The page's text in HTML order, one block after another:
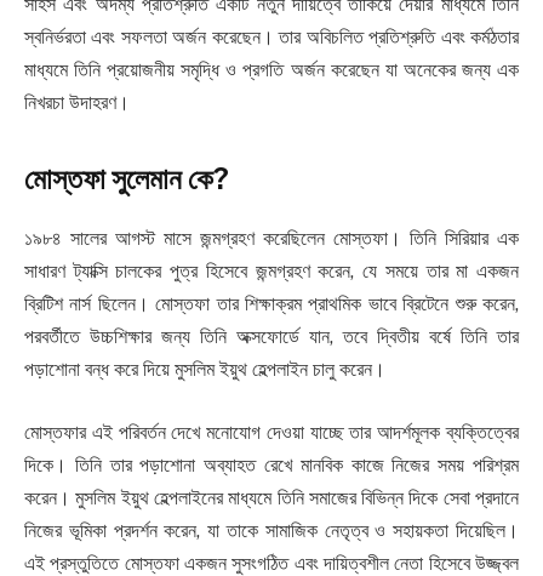
স্বনির্ভরতা এবং সফলতা অর্জন করেছেন। তার অবিচলিত প্রতিশ্রুতি এবং কর্মঠতার
মাধ্যমে তিনি প্রয়োজনীয় সমৃদ্ধি ও প্রগতি অর্জন করেছেন যা অনেকের জন্য এক
নিখরচা উদাহরণ।
মোস্তফা সুলেমান কে?
১৯৮৪ সালের আগস্ট মাসে জন্মগ্রহণ করেছিলেন মোস্তফা। তিনি সিরিয়ার এক
সাধারণ ট্যাক্সি চালকের পুত্র হিসেবে জন্মগ্রহণ করেন, যে সময়ে তার মা একজন
ব্রিটিশ নার্স ছিলেন। মোস্তফা তার শিক্ষাক্রম প্রাথমিক ভাবে ব্রিটেনে শুরু করেন,
পরবর্তীতে উচ্চশিক্ষার জন্য তিনি অক্সফোর্ডে যান, তবে দ্বিতীয় বর্ষে তিনি তার
পড়াশোনা বন্ধ করে দিয়ে মুসলিম ইয়ুথ হেল্পলাইন চালু করেন।
মোস্তফার এই পরিবর্তন দেখে মনোযোগ দেওয়া যাচ্ছে তার আদর্শমূলক ব্যক্তিত্বের
দিকে। তিনি তার পড়াশোনা অব্যাহত রেখে মানবিক কাজে নিজের সময় পরিশ্রম
করেন। মুসলিম ইয়ুথ হেল্পলাইনের মাধ্যমে তিনি সমাজের বিভিন্ন দিকে সেবা প্রদানে
নিজের ভূমিকা প্রদর্শন করেন, যা তাকে সামাজিক নেতৃত্ব ও সহায়কতা দিয়েছিল।
এই প্রস্তুতিতে মোস্তফা একজন সুসংগঠিত এবং দায়িত্বশীল নেতা হিসেবে উজ্জ্বল